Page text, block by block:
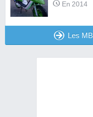
En 2014
Les